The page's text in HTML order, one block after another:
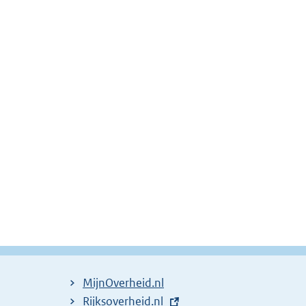
MijnOverheid.nl
E
Rijksoverheid.nl